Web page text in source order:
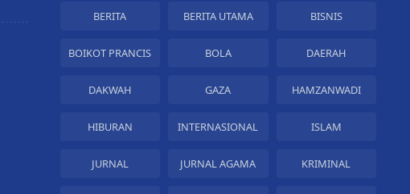
BERITA BERITA UTAMA BISNIS
BOIKOT PRANCIS BOLA DAERAH
DAKWAH GAZA HAMZANWADI
HIBURAN INTERNASIONAL ISLAM
JURNAL JURNAL AGAMA KRIMINAL